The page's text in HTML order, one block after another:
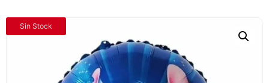
Sin Stock